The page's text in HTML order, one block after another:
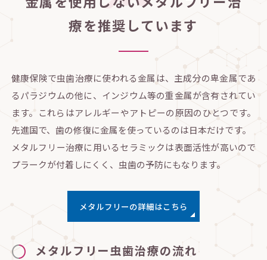
療を推奨しています
健康保険で虫歯治療に使われる金属は、主成分の卑金属であ
るパラジウムの他に、インジウム等の重金属が含有されてい
ます。これらはアレルギーやアトピーの原因のひとつです。
先進国で、歯の修復に金属を使っているのは日本だけです。
メタルフリー治療に用いるセラミックは表面活性が高いので
プラークが付着しにくく、虫歯の予防にもなります。
メタルフリーの詳細はこちら
メタルフリー虫歯治療の流れ